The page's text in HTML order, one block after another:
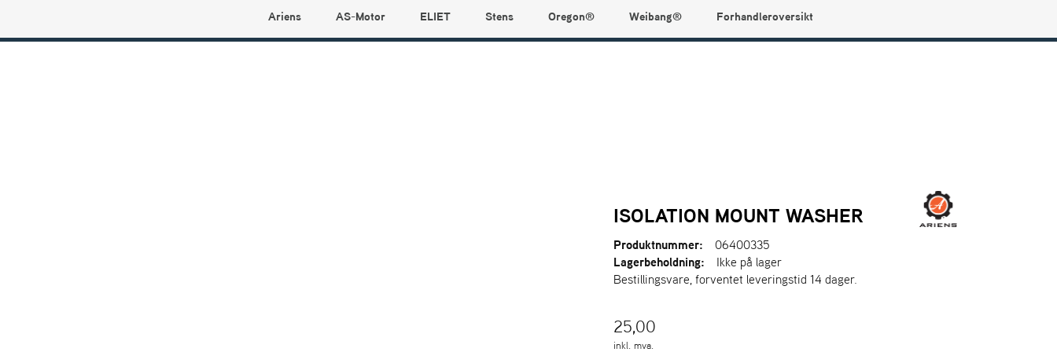
Min side
Ariens AS-Motor ELIET Stens Oregon® Weibang® Forhandleroversikt
ISOLATION MOUNT WASHER
Produktnummer:
06400335
Lagerbeholdning:
Ikke på lager
Bestillingsvare, forventet leveringstid 14 dager.
25,00
inkl. mva.